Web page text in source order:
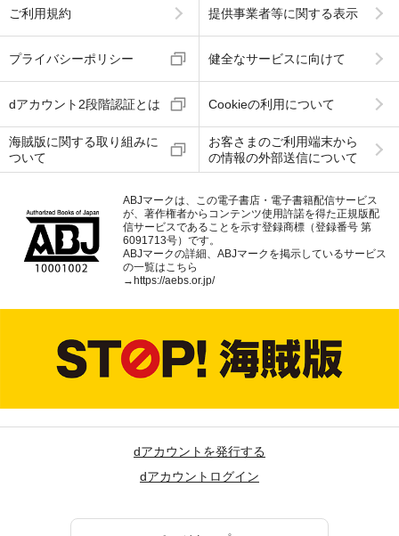
ご利用規約 提供事業者等に関する表示
プライバシーポリシー 健全なサービスに向けて
dアカウント2段階認証とは Cookieの利用について
海賊版に関する取り組みに
ついて
お客さまのご利用端末から
の情報の外部送信について
ABJマークは、この電子書店・電子書籍配信サービス
が、著作権者からコンテンツ使用許諾を得た正規版配
信サービスであることを示す登録商標（登録番号 第
6091713号）です。
ABJマークの詳細、ABJマークを掲示しているサービス
の一覧はこちら
→ https://aebs.or.jp/
dアカウントを発行する
dアカウントログイン